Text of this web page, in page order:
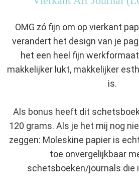
OMG zó fijn om op vierkant
verandert het design van je
het een heel fijn
makkelijker lukt, makkelijker
is.
Als bonus heeft dit
120 grams. Als je het mij nog
zeggen: Moleskine papier is
toe onvergelijkbaar
schetsboeken/journals die